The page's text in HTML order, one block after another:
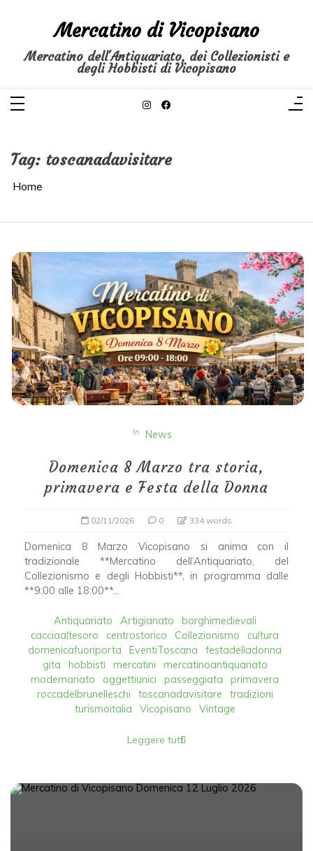
Mercatino di Vicopisano
Mercatino dell'Antiquariato, dei Collezionisti e
degli Hobbisti di Vicopisano
Tag: toscanadavisitare
Home
In News
Domenica 8 Marzo tra storia,
primavera e Festa della Donna
02/11/2026 0 334 words
Domenica 8 Marzo Vicopisano si anima con il
tradizionale **Mercatino dell’Antiquariato, del
Collezionismo e degli Hobbisti**, in programma dalle
**9:00 alle 18:00**...
Antiquariato Artigianato
borghimedievali
cacciaaltesoro
centrostorico Collezionismo
cultura
domenicafuoriporta
EventiToscana
festadelladonna
gita
hobbisti mercatini
mercatinoantiquariato
modernariato
oggettiunici passeggiata
primavera
roccadelbrunelleschi
toscanadavisitare
tradizioni
turismoitalia
Vicopisano Vintage
Leggere tutti